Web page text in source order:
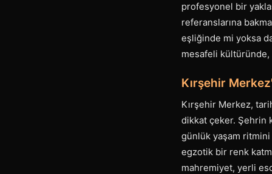
profesyonel bir
referanslarına
eşliğinde mi yoksa
mesafeli kültüründe,
Kırşehir
Kırşehir Merkez,
dikkat çeker. Şehrin
günlük yaşam
egzotik bir renk
mahremiyet, yerli